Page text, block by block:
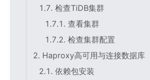
1.7. 检查TiDB集群
1.7.1. 查看集群
1.7.2. 检查集群配置
2. Haproxy高可用与连接数据库
2.1. 依赖包安装